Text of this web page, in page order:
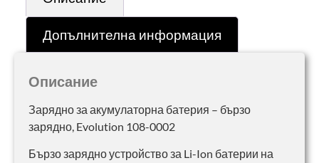
Допълнителна информация
Описание
Зарядно за акумулаторна батерия – бързо
зарядно, Evolution 108-0002
Бързо зарядно устройство за Li-Ion батерии на